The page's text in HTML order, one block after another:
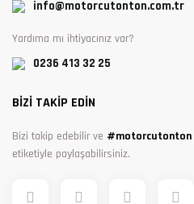
info@motorcutonton.com.tr
Yardıma mı ihtiyacınız var?
0236 413 32 25
BİZİ TAKİP EDİN
Bizi takip edebilir ve #motorcutonton
etiketiyle paylaşabilirsiniz.